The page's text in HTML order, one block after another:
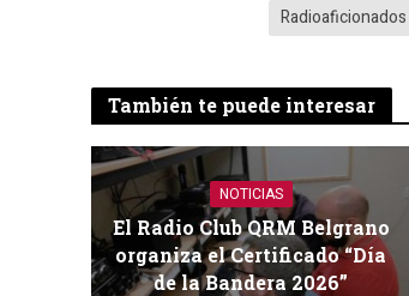
También te puede interesar
NOTICIAS
El Radio Club QRM Belgrano
organiza el Certificado “Día
de la Bandera 2026”